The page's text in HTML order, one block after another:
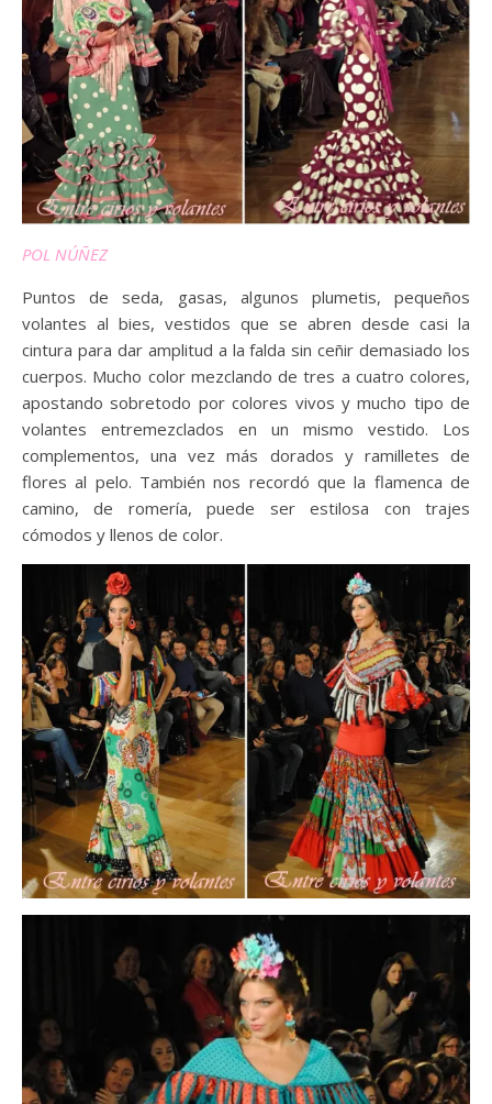
POL NÚÑEZ
Puntos de seda, gasas, algunos plumetis, pequeños
volantes al bies, vestidos que se abren desde casi la
cintura para dar amplitud a la falda sin ceñir demasiado los
cuerpos. Mucho color mezclando de tres a cuatro colores,
apostando sobretodo por colores vivos y mucho tipo de
volantes entremezclados en un mismo vestido. Los
complementos, una vez más dorados y ramilletes de
flores al pelo. También nos recordó que la flamenca de
camino, de romería, puede ser estilosa con trajes
cómodos y llenos de color.